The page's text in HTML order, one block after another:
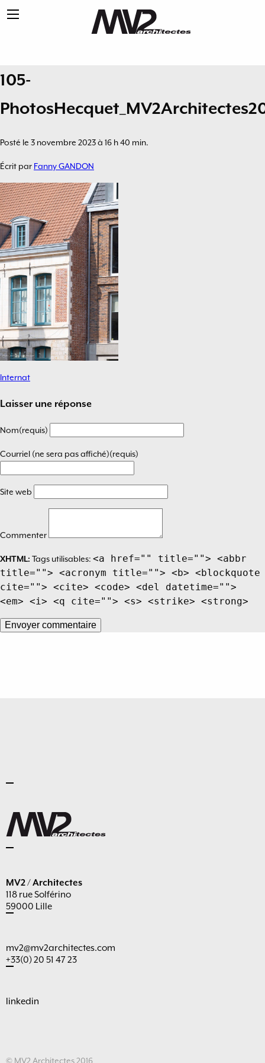
105-
Posté le 3 novembre 2023 à 16 h 40 min.
Écrit par Fanny GANDON
Navigation
de
l’article
Internat
Laisser une réponse
Nom(requis)
Courriel (ne sera pas affiché)(requis)
Site web
Commenter
XHTML: Tags utilisables: <a href="" title=""> <abbr
title=""> <acronym title=""> <b> <blockquote
cite=""> <cite> <code> <del datetime="">
<em> <i> <q cite=""> <s> <strike> <strong>
MV2 / Architectes
118 rue Solférino
59000 Lille
mv2@mv2architectes.com
+33(0) 20 51 47 23
linkedin
© MV2 Architectes 2016